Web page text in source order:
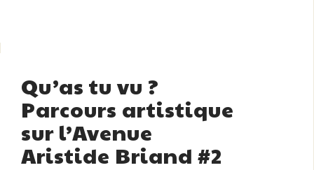
Qu’as tu vu ?
Parcours artistique
sur l’Avenue
Aristide Briand #2